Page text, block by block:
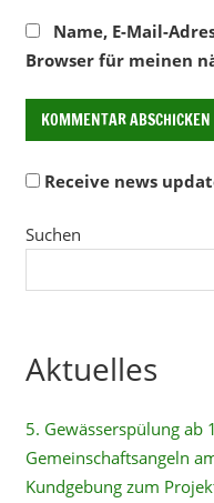
Name, E-Mail-
Browser für meinen
Receive news
Alternative:
Suchen
Aktuelles
5. Gewässerspülung ab
Gemeinschaftsangeln
Kundgebung zum